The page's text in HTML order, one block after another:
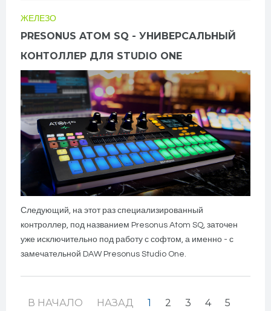
ЖЕЛЕЗО
PRESONUS ATOM SQ - УНИВЕРСАЛЬНЫЙ
КОНТОЛЛЕР ДЛЯ STUDIO ONE
Следующий, на этот раз специализированный
контроллер, под названием Presonus Atom SQ, заточен
уже исключительно под работу с софтом, а именно - с
замечательной DAW Presonus Studio One.
В НАЧАЛО НАЗАД 1 2 3 4 5